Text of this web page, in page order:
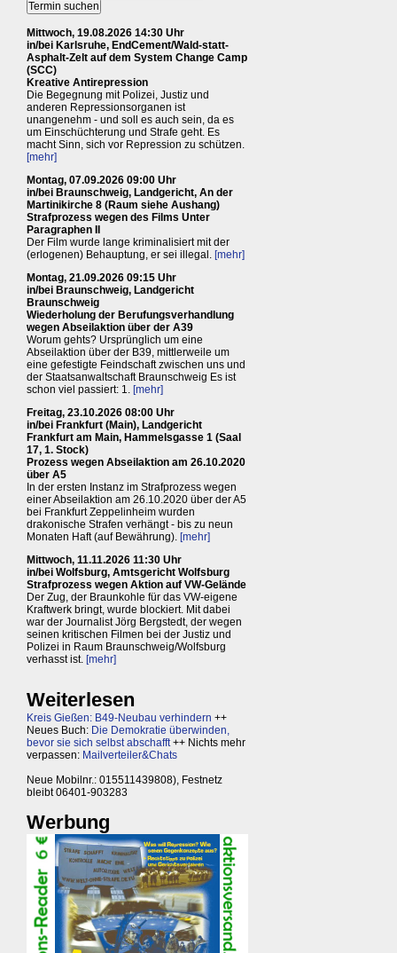
Mittwoch, 19.08.2026 14:30 Uhr
in/bei Karlsruhe, EndCement/Wald-statt-
Asphalt-Zelt auf dem System Change Camp
(SCC)
Kreative Antirepression
Die Begegnung mit Polizei, Justiz und
anderen Repressionsorganen ist
unangenehm - und soll es auch sein, da es
um Einschüchterung und Strafe geht. Es
macht Sinn, sich vor Repression zu schützen.
[mehr]
Montag, 07.09.2026 09:00 Uhr
in/bei Braunschweig, Landgericht, An der
Martinikirche 8 (Raum siehe Aushang)
Strafprozess wegen des Films Unter
Paragraphen II
Der Film wurde lange kriminalisiert mit der
(erlogenen) Behauptung, er sei illegal. [mehr]
Montag, 21.09.2026 09:15 Uhr
in/bei Braunschweig, Landgericht
Braunschweig
Wiederholung der Berufungsverhandlung
wegen Abseilaktion über der A39
Worum gehts? Ursprünglich um eine
Abseilaktion über der B39, mittlerweile um
eine gefestigte Feindschaft zwischen uns und
der Staatsanwaltschaft Braunschweig Es ist
schon viel passiert: 1. [mehr]
Freitag, 23.10.2026 08:00 Uhr
in/bei Frankfurt (Main), Landgericht
Frankfurt am Main, Hammelsgasse 1 (Saal
17, 1. Stock)
Prozess wegen Abseilaktion am 26.10.2020
über A5
In der ersten Instanz im Strafprozess wegen
einer Abseilaktion am 26.10.2020 über der A5
bei Frankfurt Zeppelinheim wurden
drakonische Strafen verhängt - bis zu neun
Monaten Haft (auf Bewährung). [mehr]
Mittwoch, 11.11.2026 11:30 Uhr
in/bei Wolfsburg, Amtsgericht Wolfsburg
Strafprozess wegen Aktion auf VW-Gelände
Der Zug, der Braunkohle für das VW-eigene
Kraftwerk bringt, wurde blockiert. Mit dabei
war der Journalist Jörg Bergstedt, der wegen
seinen kritischen Filmen bei der Justiz und
Polizei in Raum Braunschweig/Wolfsburg
verhasst ist. [mehr]
Weiterlesen
Kreis Gießen: B49-Neubau verhindern ++
Neues Buch: Die Demokratie überwinden,
bevor sie sich selbst abschafft++ Nichts mehr
verpassen: Mailverteiler&Chats
Neue Mobilnr.: 015511439808), Festnetz
bleibt 06401-903283
Werbung